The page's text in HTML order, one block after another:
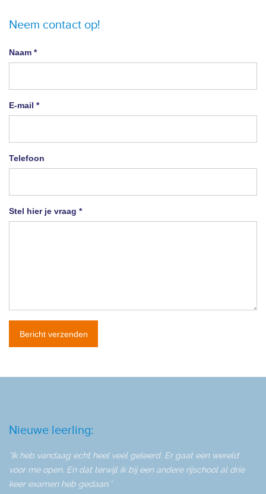
Neem contact op!
Naam *
E-mail *
Telefoon
Stel hier je vraag *
Nieuwe leerling:
"Ik heb vandaag echt heel veel geleerd. Er gaat een wereld
voor me open. En dat terwijl ik bij een andere rijschool al drie
keer examen heb gedaan."